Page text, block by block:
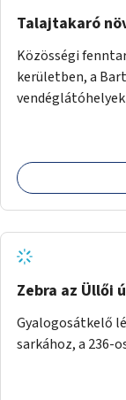
Talajtakaró
Közösségi
kerületben, a
Zebra az Üllői
Gyalogosátkelő
sarkához, a 236-